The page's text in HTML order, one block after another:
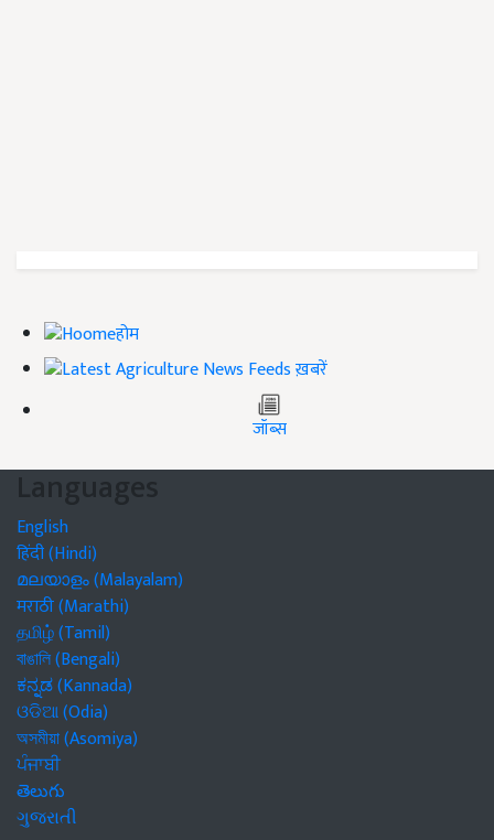
होम
ख़बरें
जॉब्स
Languages
English
हिंदी (Hindi)
മലയാളം (Malayalam)
मराठी (Marathi)
தமிழ் (Tamil)
বাঙালি (Bengali)
ಕನ್ನಡ (Kannada)
ଓଡିଆ (Odia)
অসমীয়া (Asomiya)
ਪੰਜਾਬੀ
తెలుగు
ગુજરાતી